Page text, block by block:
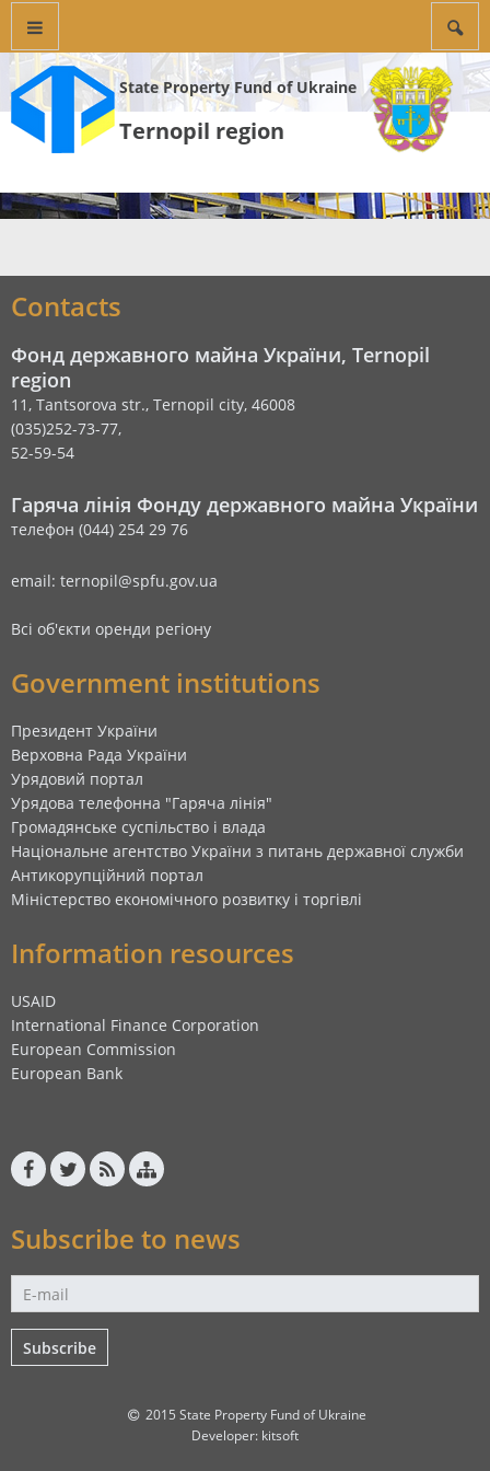
State Property Fund of Ukraine
Ternopil region
Contacts
Фонд державного майна України, Ternopil
region
11, Tantsorova str., Ternopil city, 46008
(035)252-73-77,
52-59-54
Гаряча лінія Фонду державного майна України
телефон (044) 254 29 76
email: ternopil@spfu.gov.ua
Всі об'єкти оренди регіону
Government institutions
Президент України
Верховна Рада України
Урядовий портал
Урядова телефонна "Гаряча лінія"
Громадянське суспільство і влада
Національне агентство України з питань державної служби
Антикорупційний портал
Міністерство економічного розвитку і торгівлі
Information resources
USAID
International Finance Corporation
European Commission
European Bank
Subscribe to news
Subscribe
2015 State Property Fund of Ukraine
Developer: kitsoft